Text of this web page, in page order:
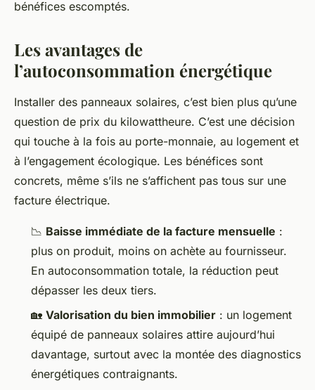
bénéfices escomptés.
Les avantages de
l’autoconsommation énergétique
Installer des panneaux solaires, c’est bien plus qu’une
question de prix du kilowattheure. C’est une décision
qui touche à la fois au porte-monnaie, au logement et
à l’engagement écologique. Les bénéfices sont
concrets, même s’ils ne s’affichent pas tous sur une
facture électrique.
📉 Baisse immédiate de la facture mensuelle :
plus on produit, moins on achète au fournisseur.
En autoconsommation totale, la réduction peut
dépasser les deux tiers.
🏡 Valorisation du bien immobilier : un logement
équipé de panneaux solaires attire aujourd’hui
davantage, surtout avec la montée des diagnostics
énergétiques contraignants.